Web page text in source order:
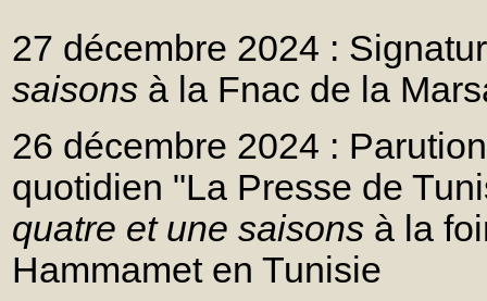
27 décembre 2024 :
saisons à la Fnac de la
26 décembre 2024 :
quotidien "La Presse de
quatre et une saisons à la
Hammamet en Tunisie